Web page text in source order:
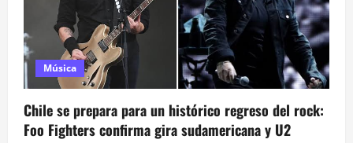
d
e
e
Música
Chile se prepara para un histórico regreso del rock:
Foo Fighters confirma gira sudamericana y U2